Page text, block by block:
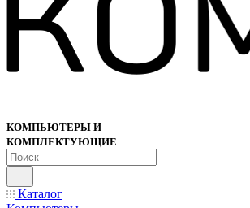
КОМПЬЮТЕРЫ И
КОМПЛЕКТУЮЩИЕ
Каталог